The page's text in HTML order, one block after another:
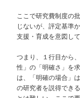
ここで研究費制度の
じないが、評定基準
支援・育成を意図し
つまり、１行目から
性」の「明確さ」を
は、「明確の場合」
の研究者を説得でき